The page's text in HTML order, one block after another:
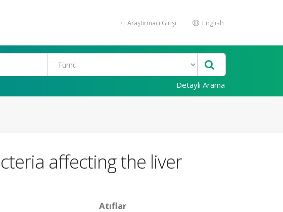
Araştırmacı Girişi English
Detaylı Arama
affecting the liver
Atıflar